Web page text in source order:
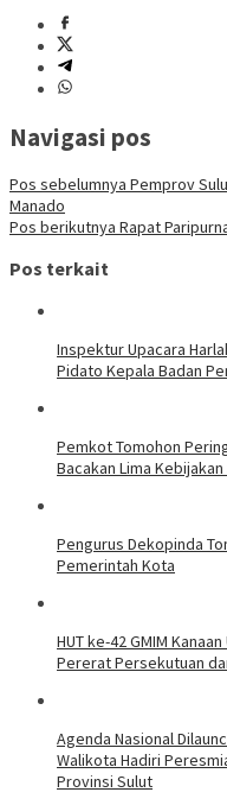
Navigasi pos
Pos sebelumnya Pemprov
Manado
Pos berikutnya Rapat
Pos terkait
Inspektur Upacara
Pidato Kepala Badan
Pemkot Tomohon
Bacakan Lima
Pengurus Dekopinda
Pemerintah Kota
HUT ke-42 GMIM
Pererat Persekutuan
Agenda Nasional
Walikota Hadiri
Provinsi Sulut